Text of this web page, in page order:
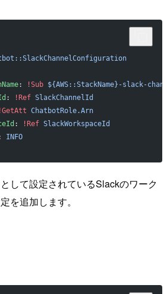
: !Sub ${AWS::StackName}-slack-
: !Ref SlackChannelId
!GetAtt ChatbotRole.Arn
: !Ref SlackWorkspaceId
INFO
して設定されているSlackのワーク
を追加します。